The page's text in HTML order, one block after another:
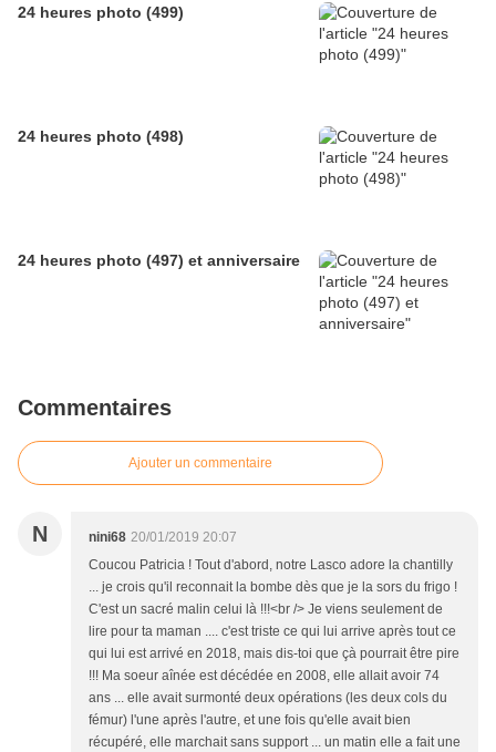
24 heures photo (499)
24 heures photo (498)
24 heures photo (497) et anniversaire
Commentaires
Ajouter un commentaire
N nini68 20/01/2019 20:07
Coucou Patricia ! Tout d'abord, notre Lasco adore la chantilly
... je crois qu'il reconnait la bombe dès que je la sors du frigo !
C'est un sacré malin celui là !!!<br /> Je viens seulement de
lire pour ta maman .... c'est triste ce qui lui arrive après tout ce
qui lui est arrivé en 2018, mais dis-toi que çà pourrait être pire
!!! Ma soeur aînée est décédée en 2008, elle allait avoir 74
ans ... elle avait surmonté deux opérations (les deux cols du
fémur) l'une après l'autre, et une fois qu'elle avait bien
récupéré, elle marchait sans support ... un matin elle a fait une